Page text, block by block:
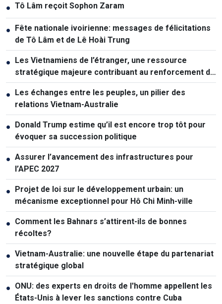
● Tô Lâm reçoit Sophon Zaram
● Fête nationale ivoirienne: messages de félicitations
de Tô Lâm et de Lê Hoài Trung
● Les Vietnamiens de l’étranger, une ressource
stratégique majeure contribuant au renforcement de
la puissance nationale
● Les échanges entre les peuples, un pilier des
relations Vietnam-Australie
● Donald Trump estime qu’il est encore trop tôt pour
évoquer sa succession politique
● Assurer l’avancement des infrastructures pour
l’APEC 2027
● Projet de loi sur le développement urbain: un
mécanisme exceptionnel pour Hô Chi Minh-ville
● Comment les Bahnars s’attirent-ils de bonnes
récoltes?
● Vietnam-Australie: une nouvelle étape du partenariat
stratégique global
● ONU: des experts en droits de l'homme appellent les
États-Unis à lever les sanctions contre Cuba